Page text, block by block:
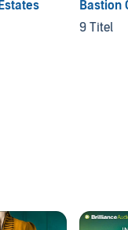
Bastion
9 Titel